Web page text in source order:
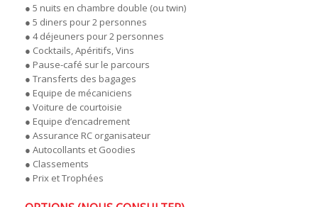
● 5 nuits en chambre double (ou twin)
● 5 diners pour 2 personnes
● 4 déjeuners pour 2 personnes
● Cocktails, Apéritifs, Vins
● Pause-café sur le parcours
● Transferts des bagages
● Equipe de mécaniciens
● Voiture de courtoisie
● Equipe d’encadrement
● Assurance RC organisateur
● Autocollants et Goodies
● Classements
● Prix et Trophées